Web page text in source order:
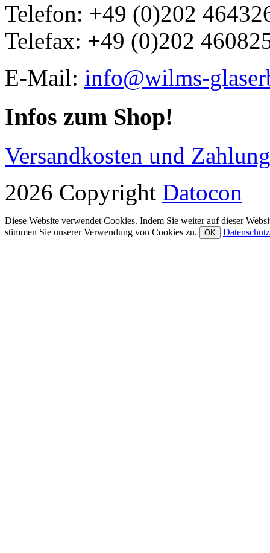
Telefon: +49 (0)202
Telefax: +49 (0)202
E-Mail: info@wilms-
Infos zum Shop!
Versandkosten und
2026 Copyright Datocon
Diese Website verwendet Cookies. Indem Sie weiter auf dieser
stimmen Sie unserer Verwendung von Cookies zu.
OK